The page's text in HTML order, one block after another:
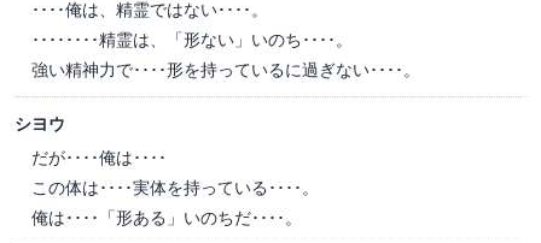
････俺は、精霊ではない････。
････････精霊は、「形ない」いのち････。
強い精神力で････形を持っているに過ぎない････。
シヨウ
だが････俺は････
この体は････実体を持っている････。
俺は････「形ある」いのちだ････。